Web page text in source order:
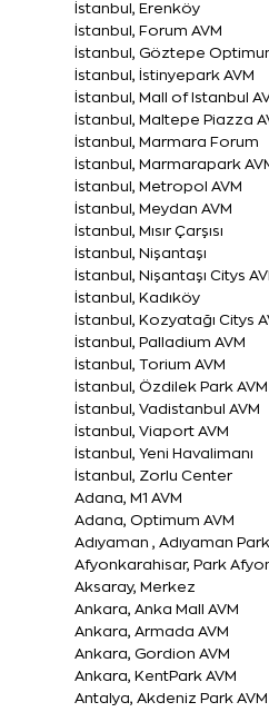
İstanbul, Erenköy
İstanbul, Forum AVM
İstanbul, Göztepe
İstanbul, İstinyepark AVM
İstanbul, Mall of Istanbul
İstanbul, Maltepe Piazza
İstanbul, Marmara Forum
İstanbul, Marmarapark
İstanbul, Metropol AVM
İstanbul, Meydan AVM
İstanbul, Mısır Çarşısı
İstanbul, Nişantaşı
İstanbul, Nişantaşı Citys
İstanbul, Kadıköy
İstanbul, Kozyatağı Citys
İstanbul, Palladium AVM
İstanbul, Torium AVM
İstanbul, Özdilek Park AVM
İstanbul, Vadistanbul AVM
İstanbul, Viaport AVM
İstanbul, Yeni Havalimanı
İstanbul, Zorlu Center
Adana, M1 AVM
Adana, Optimum AVM
Adıyaman , Adıyaman
Afyonkarahisar, Park
Aksaray, Merkez
Ankara, Anka Mall AVM
Ankara, Armada AVM
Ankara, Gordion AVM
Ankara, KentPark AVM
Antalya, Akdeniz Park AVM